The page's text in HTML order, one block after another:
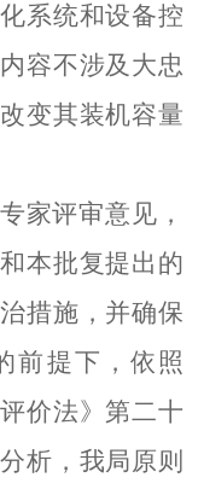
系统和设备控
容不涉及大忠
变其装机容量
家评审意见，
本批复提出的
措施， 并确保
前提下，依照
价法》第二十
析，我局原则